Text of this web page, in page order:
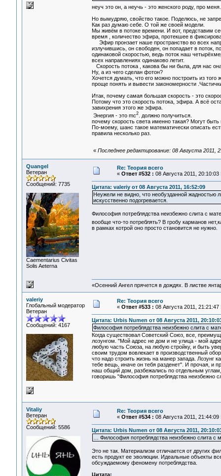
неуч это он, а неучь - это женского роду, про
Но вымудряю, свойство такое. Поделюсь, не
Как раз думаю себе. О той же своей модели.
Мы живём в потоке времени. И вот, представим
время , количество эфира, протекшее в
Эфир пронзает наше пространство во всех
излучившись, он свободен, он попадает в поток,
одинаковой скоростью, ведь поток наш
всех направлениях одинаково летит.
Скорость потока , какова бы ни была, для нас
Ну, а из чего сделан фотон?
Хочется думать, что его можно построить из
проще понять и вывести закономерности
Итак, почему самая большая скорость - это
Потому что это скорость потока, эфира. А всё
завихрения этого же эфира.
Энергия - это mc2. должно получиться.
почему скорость света именно такая? Могут
По-моему, шанс такое математически описать
правила несколько раз.
« Последнее редактирование: 08 Августа 2011,
Quangel
Ветеран
Сообщений: 7735
Сaementarius Civitas
Solis Aeterna
Re: Теория всего
« Ответ #532 : 08 Августа 2011, 20:10:03
Цитата: valeriy от 08 Августа 2011, 16:52:09
Неужели не видно, что необузданной жадностью
искусственно подогревается.
Философия потреблядства неизбежно слита с
вообще что-то потреблять? В гробу карманов
в рамках котрой оно просто становится не нужно.
«Осенний Ангел прячется в дождях. В листве
valeriy
Глобальный модератор
Ветеран
Сообщений: 4167
Re: Теория всего
« Ответ #533 : 08 Августа 2011, 21:21:47
Цитата: Urbis Numen от 08 Августа 2011,
Философия потреблядства неизбежно слита с
Когда существовал Советский Союз, все,
лозунгом. "Мой адрес не дом и не улица - мой
любую часть Союза, на любую стройку, и быть
своим трудом вовлекает в производственный
что надо строить жизнь на манер запада. Лозунг
тебе вещь, иначе он тебя разденет". И прочая, и
наш общий дом, разбежались по отдельным
говоришь "Философия потреблядства неизбежно
Vitaliy
Ветеран
Сообщений: 5586
Re: Теория всего
« Ответ #534 : 08 Августа 2011, 21:44:09
Цитата: Urbis Numen от 08 Августа 2011,
… Философия потреблядства неизбежно слита с
Это не так. Материализм отличается от других
есть продукт ее эволюции. Идеальные объекты
обсуждаемому феномену потреблядства.
Цитата: